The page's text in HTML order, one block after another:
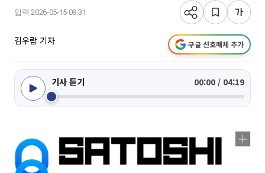
입력 2026-05-15 09:31
김우람 기자 구글 선호매체 추가
기사 듣기 00:00 / 04:19